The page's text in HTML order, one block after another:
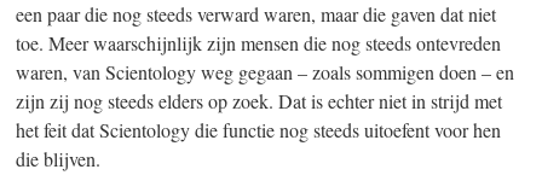
een paar die nog steeds verward waren, maar die gaven dat niet
toe. Meer waarschijnlijk zijn mensen die nog steeds ontevreden
waren, van Scientology weg gegaan – zoals sommigen doen – en
zijn zij nog steeds elders op zoek. Dat is echter niet in strijd met
het feit dat Scientology die functie nog steeds uitoefent voor hen
die blijven.